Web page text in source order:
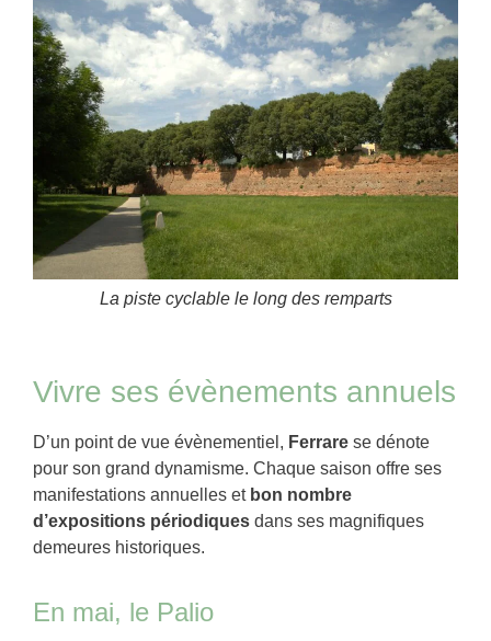
La piste cyclable le long des remparts
Vivre ses évènements annuels
D’un point de vue évènementiel, Ferrare se dénote
pour son grand dynamisme. Chaque saison offre ses
manifestations annuelles etbon nombre
d’expositions périodiques dans ses magnifiques
demeures historiques.
En mai, le Palio